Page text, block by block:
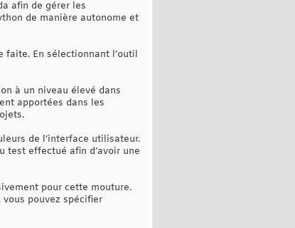
afin de gérer les
de manière autonome et
faite. En sélectionnant l’outil
à un niveau élevé dans
apportées dans les
de l’interface utilisateur.
test effectué afin d’avoir une
pour cette mouture.
pouvez spécifier